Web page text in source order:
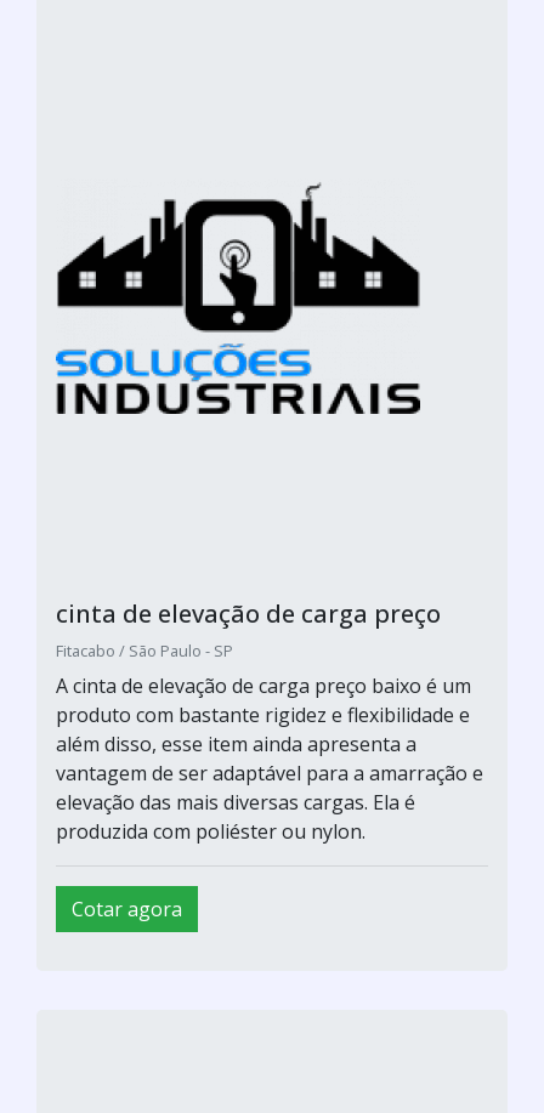
cinta de elevação de carga preço
Fitacabo / São Paulo - SP
A cinta de elevação de carga preço baixo é um
produto com bastante rigidez e flexibilidade e
além disso, esse item ainda apresenta a
vantagem de ser adaptável para a amarração e
elevação das mais diversas cargas. Ela é
produzida com poliéster ou nylon.
Cotar agora